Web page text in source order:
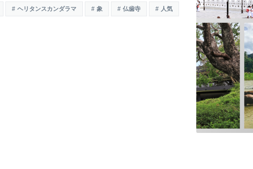
ヘリタンスカンダラマ 象 仏歯寺 人気